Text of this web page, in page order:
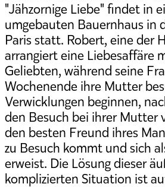
"Jähzornige Liebe" findet in
umgebauten Bauernhaus in
Paris statt. Robert, eine der
arrangiert eine Liebesaffäre
Geliebten, während seine
Wochenende ihre Mutter
Verwicklungen beginnen,
den Besuch bei ihrer Mutter
den besten Freund ihres
zu Besuch kommt und sich
erweist. Die Lösung dieser
komplizierten Situation ist